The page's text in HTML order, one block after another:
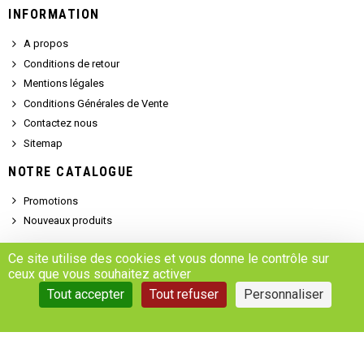
INFORMATION
A propos
Conditions de retour
Mentions légales
Conditions Générales de Vente
Contactez nous
Sitemap
NOTRE CATALOGUE
Promotions
Nouveaux produits
Demander un devis
Se connecter
Ce site utilise des cookies et vous donne le contrôle sur
ceux que vous souhaitez activer
Tout accepter
Tout refuser Personnaliser